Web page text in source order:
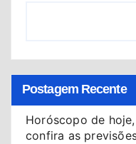
Postagem Recente
Horóscopo de
confira as